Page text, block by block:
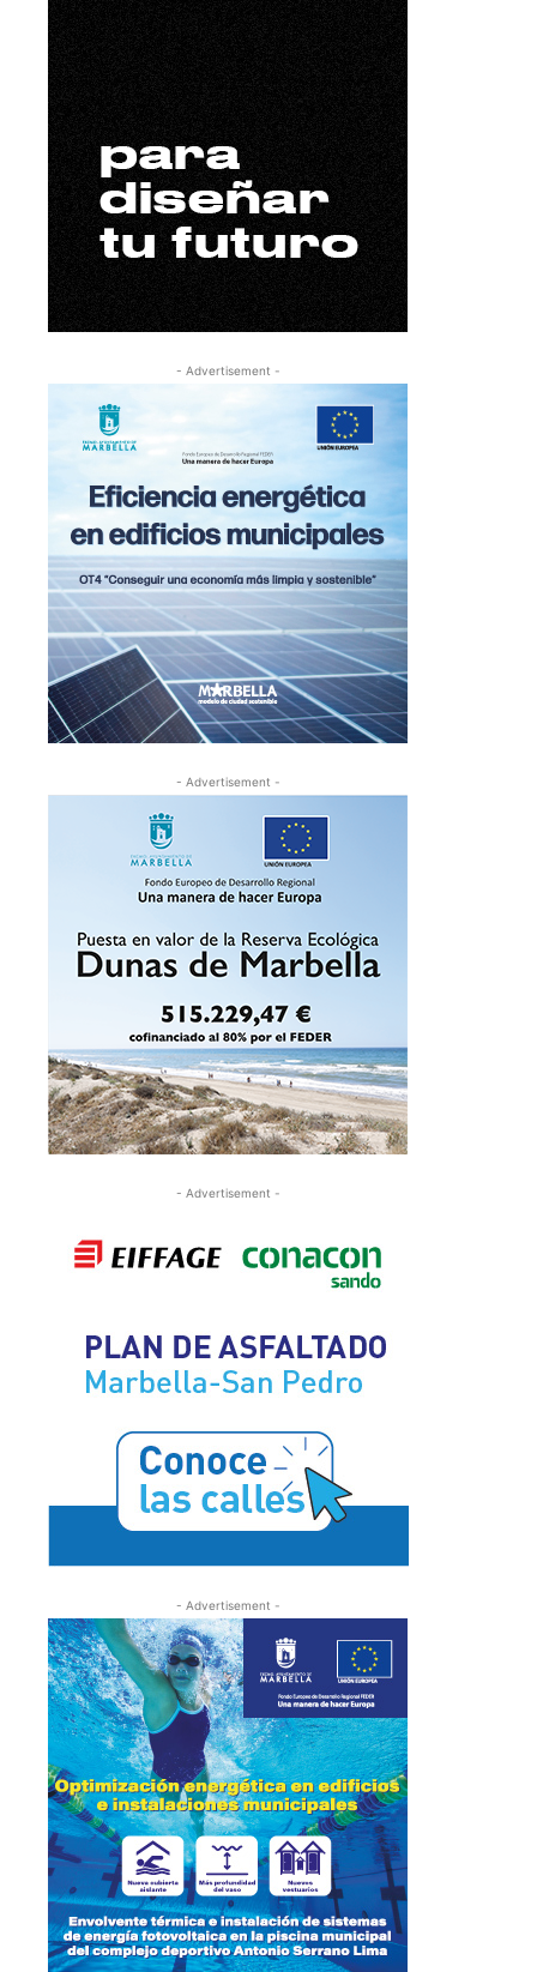
- Advertisement -
- Advertisement -
- Advertisement -
- Advertisement -